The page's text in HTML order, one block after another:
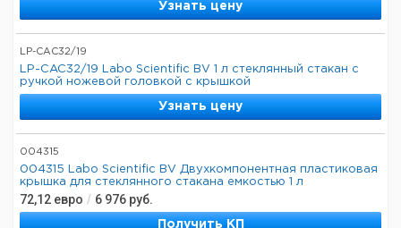
Узнать цену
LP-CAC32/19
LP-CAC32/19 Labo Scientific BV 1 л стеклянный стакан с
ручкой ножевой головкой с крышкой
Узнать цену
004315
004315 Labo Scientific BV Двухкомпонентная пластиковая
крышка для стеклянного стакана емкостью 1 л
72,12 евро / 6 976 руб.
Получить КП